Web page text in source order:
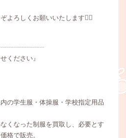
よろしくお願いいたします🙇‍♀️
ください』
の学生服・体操服・学校指定用品
くなった制服を買取し、必要とす
格で販売。